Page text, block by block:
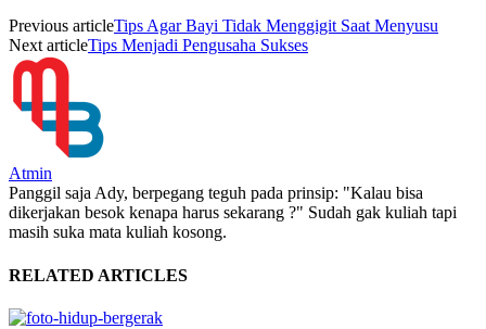
Previous articleTips Agar Bayi Tidak Menggigit Saat Menyusu
Next articleTips Menjadi Pengusaha Sukses
Atmin
Panggil saja Ady, berpegang teguh pada prinsip: "Kalau bisa
dikerjakan besok kenapa harus sekarang ?" Sudah gak kuliah tapi
masih suka mata kuliah kosong.
RELATED ARTICLES